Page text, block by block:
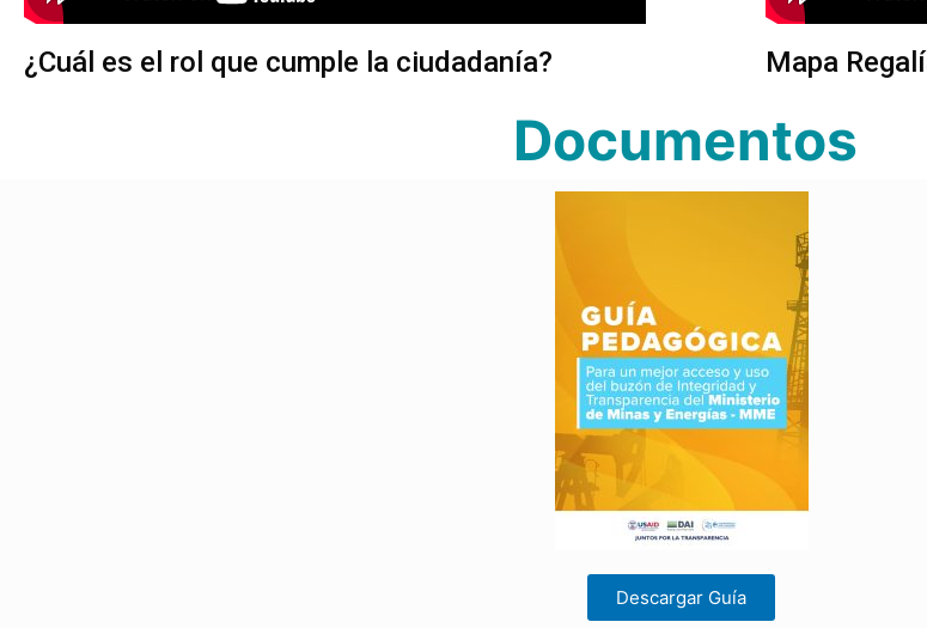
¿Cuál es el rol que cumple la ciudadanía? Mapa
Documentos
Descargar Guía